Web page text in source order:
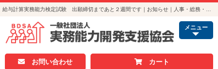
メニュー
お問い合わせ カート